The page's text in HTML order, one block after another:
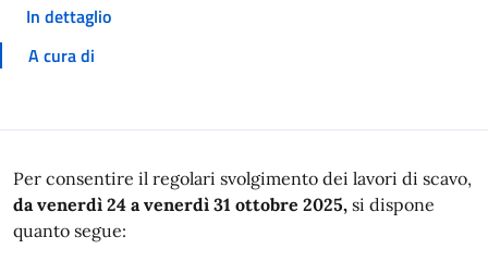
In dettaglio
A cura di
In dettaglio
Per consentire il regolari svolgimento dei lavori di scavo,
da venerdì 24 a venerdì 31 ottobre 2025, si dispone
quanto segue: